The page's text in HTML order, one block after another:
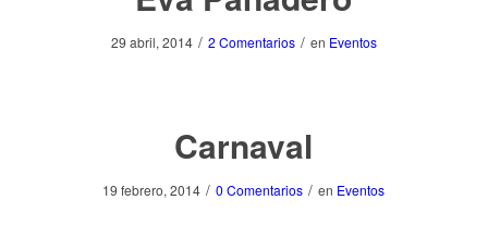
29 abril, 2014 / 2 Comentarios / en Eventos
Carnaval
19 febrero, 2014 / 0 Comentarios / en Eventos